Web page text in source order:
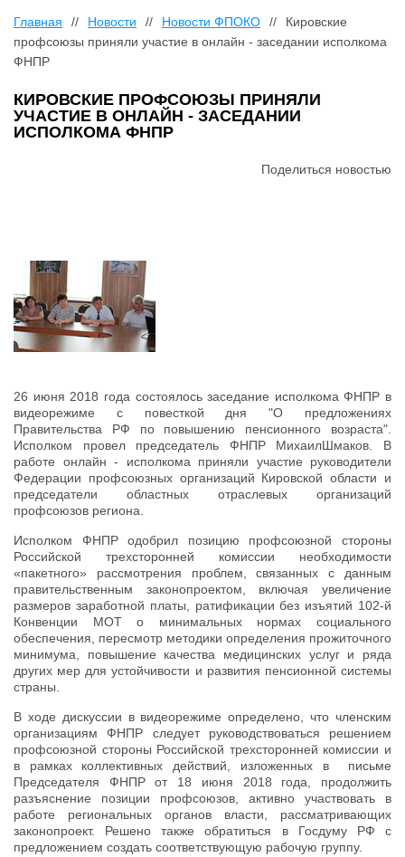
Главная // Новости // Новости ФПОКО //
Кировские
профсоюзы приняли участие в онлайн - заседании исполкома
ФНПР
КИРОВСКИЕ ПРОФСОЮЗЫ ПРИНЯЛИ
УЧАСТИЕ В ОНЛАЙН - ЗАСЕДАНИИ
ИСПОЛКОМА ФНПР
Поделиться новостью
26 июня 2018 года состоялось заседание исполкома ФНПР в
видеорежиме с повесткой дня "О предложениях
Правительства РФ по повышению пенсионного возраста".
Исполком провел председатель ФНПР МихаилШмаков. В
работе онлайн - исполкома приняли участие руководители
Федерации профсоюзных организаций Кировской области и
председатели областных отраслевых организаций
профсоюзов региона.
Исполком ФНПР одобрил позицию профсоюзной стороны
Российской трехсторонней комиссии необходимости
«пакетного» рассмотрения проблем, связанных с данным
правительственным законопроектом, включая увеличение
размеров заработной платы, ратификации без изъятий 102-й
Конвенции МОТ о минимальных нормах социального
обеспечения, пересмотр методики определения прожиточного
минимума, повышение качества медицинских услуг и ряда
других мер для устойчивости и развития пенсионной системы
страны.
В ходе дискуссии в видеорежиме определено, что членским
организациям ФНПР следует руководствоваться решением
профсоюзной стороны Российской трехсторонней комиссии и
в рамках коллективных действий, изложенных в письме
Председателя ФНПР от 18 июня 2018 года, продолжить
разъяснение позиции профсоюзов, активно участвовать в
работе региональных органов власти, рассматривающих
законопроект. Решено также обратиться в Госдуму РФ с
предложением создать соответствующую рабочую группу.